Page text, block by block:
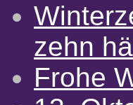
zehn
Frohe